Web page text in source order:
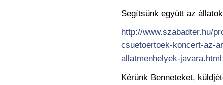
Segítsünk együtt az
http://www.szabadter.hu/
csuetoertoek-koncert-az-
allatmenhelyek-javara.html
Kérünk Benneteket,